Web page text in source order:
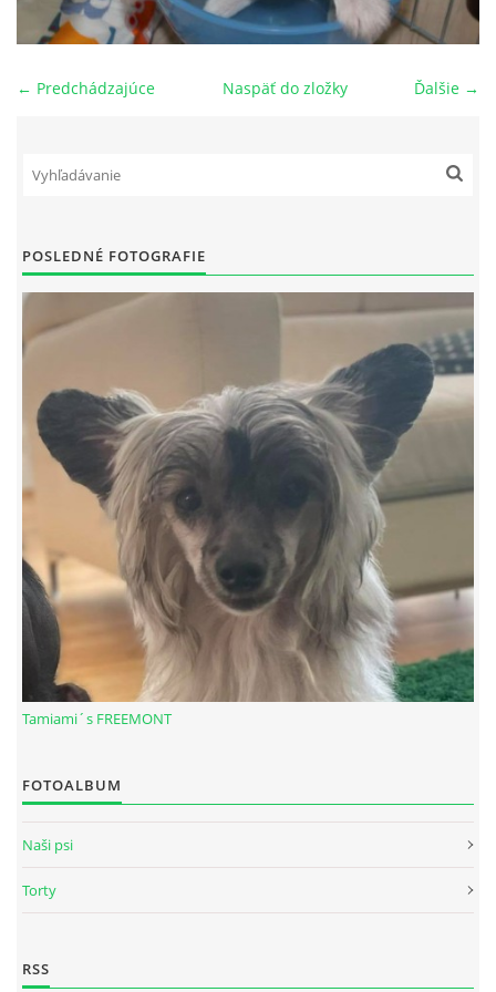
NAŠI PSI
Z TEÓRIE
KONTAKT
© 2026 eStránky.sk|RSS
← Predchádzajúce Ďalšie →
Naspäť do zložky
POSLEDNÉ FOTOGRAFIE
Tamiami´s FREEMONT
FOTOALBUM
Naši psi
Torty
RSS